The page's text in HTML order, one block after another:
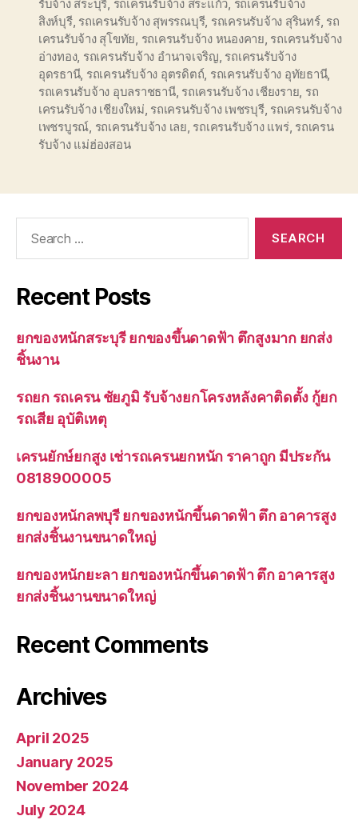
รับจ้าง สระบุรี รถเครนรับจ้าง สระแก้ว รถเครนรับจ้าง
สิงห์บุรี, รถเครนรับจ้าง สุพรรณบุรี, รถเครนรับจ้าง สุรินทร์, รถ
เครนรับจ้าง สุโขทัย รถเครนรับจ้าง หนองคาย รถเครนรับจ้าง
อ่างทอง, รถเครนรับจ้าง อำนาจเจริญ รถเครนรับจ้าง
อุดรธานี, รถเครนรับจ้าง อุตรดิตถ์, รถเครนรับจ้าง อุทัยธานี,
รถเครนรับจ้าง อุบลราชธานี, รถเครนรับจ้าง เชียงราย รถ
เครนรับจ้าง เชียงใหม่ รถเครนรับจ้าง เพชรบุรี, รถเครนรับจ้าง
เพชรบูรณ์ รถเครนรับจ้าง เลย รถเครนรับจ้าง แพร่, รถเครน
รับจ้าง แม่ฮ่องสอน
Recent Posts
ยกของหนักสระบุรี ยกของขึ้นดาดฟ้า ตึกสูงมาก ยกส่ง
ชิ้นงาน
รถยก รถเครน ชัยภูมิ รับจ้างยกโครงหลังคาติดตั้ง กู้ยก
รถเสีย อุบัติเหตุ
เครนยักษ์ยกสูง เช่ารถเครนยกหนัก ราคาถูก มีประกัน
0818900005
ยกของหนักลพบุรี ยกของหนักขึ้นดาดฟ้า ตึก อาคารสูง
ยกส่งชิ้นงานขนาดใหญ่
ยกของหนักยะลา ยกของหนักขึ้นดาดฟ้า ตึก อาคารสูง
ยกส่งชิ้นงานขนาดใหญ่
Recent Comments
Archives
April 2025
January 2025
November 2024
July 2024